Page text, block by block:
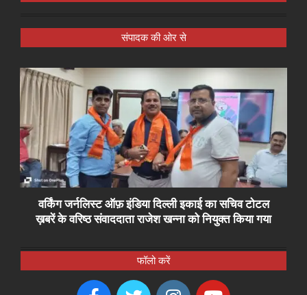
संपादक की ओर से
वर्किंग जर्नलिस्ट ऑफ़ इंडिया दिल्ली इकाई का सचिव टोटल
ख़बरें के वरिष्ठ संवाददाता राजेश खन्ना को नियुक्त किया गया
फॉलो करें